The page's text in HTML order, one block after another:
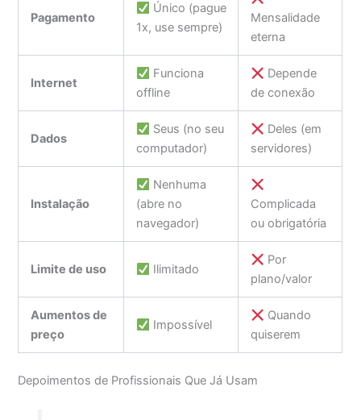
Pagamento
Único (pague
1x, use sempre)
Mensalidade
eterna
Internet
Funciona
offline
Depende
de conexão
Dados
Seus (no seu
computador)
Deles (em
servidores)
Instalação
Nenhuma
(abre no
navegador)
Complicada
ou obrigatória
Limite de uso Ilimitado
Por
plano/valor
Aumentos de
preço
Impossível
Quando
quiserem
Depoimentos de Profissionais Que Já Usam